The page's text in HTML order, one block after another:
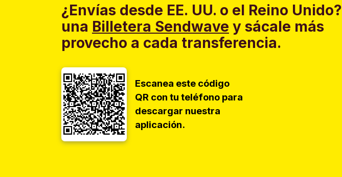
¿Envías desde EE. UU. o el Reino Unido?
una Billetera Sendwave y sácale más
provecho a cada transferencia.
Escanea este código
QR con tu teléfono para
descargar nuestra
aplicación.